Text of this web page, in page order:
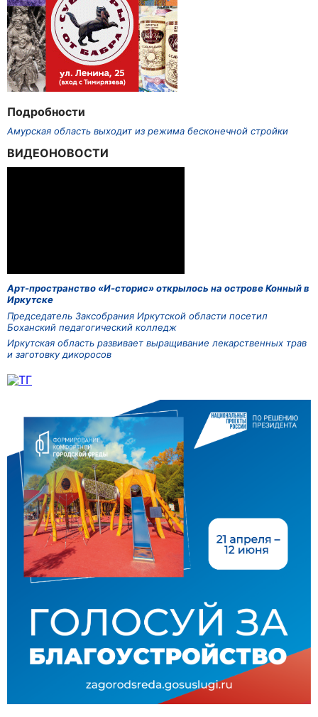
Подробности
Амурская область выходит из режима бесконечной стройки
ВИДЕОНОВОСТИ
Арт-пространство «И-сторис» открылось на острове Конный в
Иркутске
Председатель Заксобрания Иркутской области посетил
Боханский педагогический колледж
Иркутская область развивает выращивание лекарственных трав
и заготовку дикоросов